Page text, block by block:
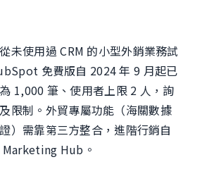
未使用過 CRM 的小型外銷業務試
免費版自 2024 年 9 月起已
1,000 筆、使用者上限 2 人，詢
限制。外貿專屬功能（海關數據
）需靠第三方整合，進階行銷自
Hub。